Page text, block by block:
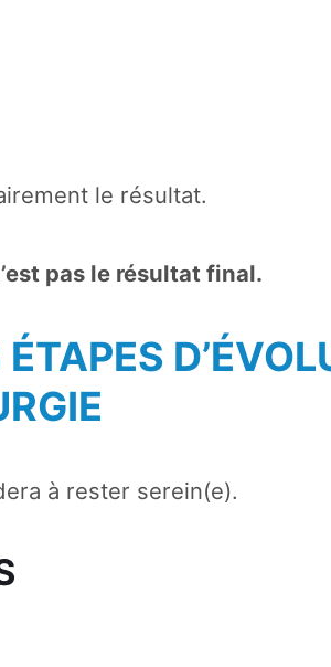
le résultat.
pas le résultat final.
à rester serein(e).